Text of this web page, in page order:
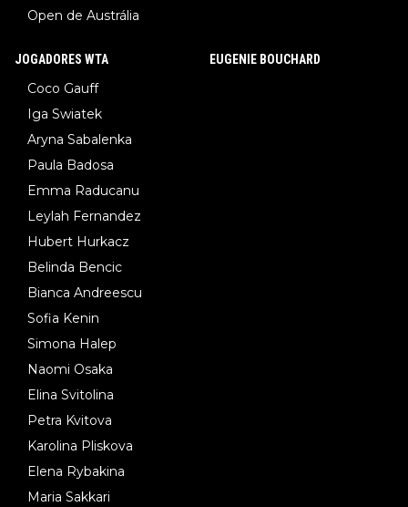
Open de Austrália
JOGADORES WTA
Coco Gauff
Iga Swiatek
Aryna Sabalenka
Paula Badosa
Emma Raducanu
Leylah Fernandez
Hubert Hurkacz
Belinda Bencic
Bianca Andreescu
Sofia Kenin
Simona Halep
Naomi Osaka
Elina Svitolina
Petra Kvitova
Karolina Pliskova
Elena Rybakina
Maria Sakkari
EUGENIE BOUCHARD